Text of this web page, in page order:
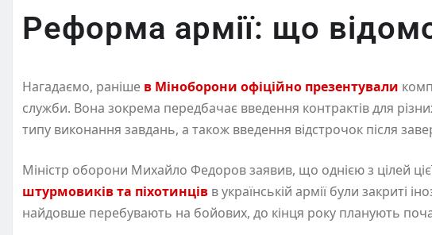
Реформа армії: що
Нагадаємо, раніше в Міноборони офіційно презентували
служби. Вона зокрема передбачає введення контрактів для
типу виконання завдань, а також введення відстрочок після
Міністр оборони Михайло Федоров заявив, що однією з цілей
штурмовиків та піхотинців в українській армії були закриті
найдовше перебувають на бойових, до кінця року планують